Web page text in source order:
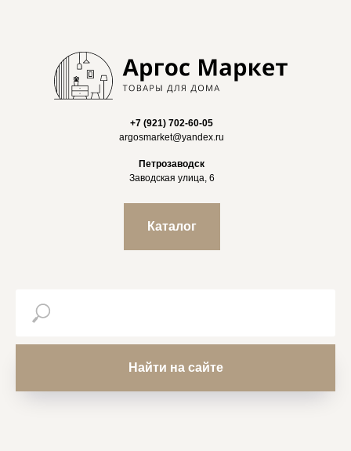
+7 (921) 702-60-05
argosmarket@yandex.ru
Петрозаводск
Заводская улица, 6
Каталог
Найти на сайте